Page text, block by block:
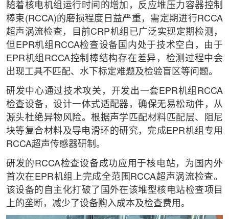
随着核电机组运行时间的增加，反应堆压力容器控制
棒束(RCCA)的磨损程度日益严重，需定期进行RCCA
超声涡流检查，目前CRP机组已广泛实现定期检测，
但EPR机组RCCA检查设备国内处于技术空白，由于
EPR机组RCCA控制棒结构存在差异，检测过程中会
出现工具不匹配、水下标定难题及检验盲区等问题。
研发中心通过技术攻关，开发出一套EPR机组RCCA
检查设备，设计一体式适配器，确保无易松动件，从
源头杜绝异物风险。根据声学匹配材料匹配层、阻尼
块等复合材料及导电滑环的研究，完成EPR机组专用
RCCA超声传感器研制。
研发的RCCA检查设备成功应用于核电站，为国内外
首次在EPR机组上完成全范围RCCA超声涡流检查。
该设备的自主化打破了国外在该堆型核电站检查项目
上的垄断，减少了设备购入成本及检查费用。